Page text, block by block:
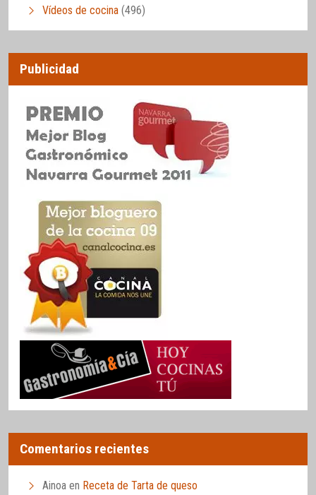
Vídeos de cocina (496)
Publicidad
Comentarios recientes
Ainoa en Receta de Tarta de queso